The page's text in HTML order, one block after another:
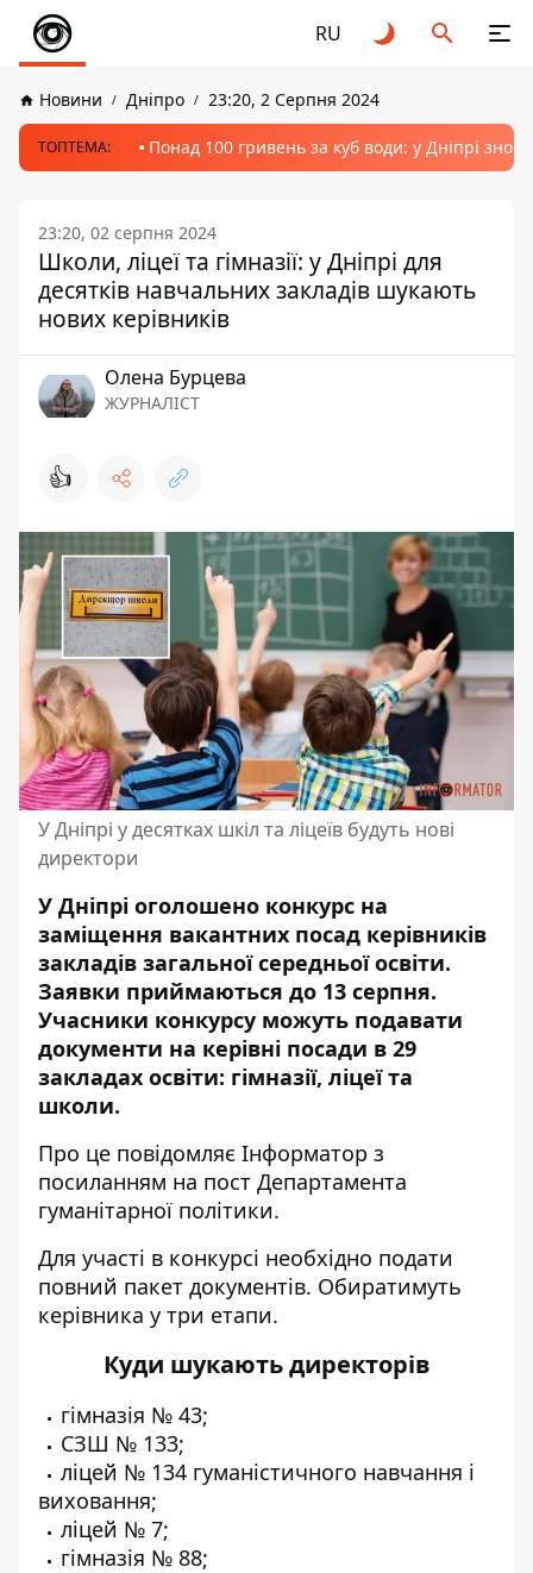
RU
Новини Дніпро 23:20, 2 Серпня 2024
ТОПТЕМА: Понад 100 гривень за куб води: у Дніпрі
23:20, 02 серпня 2024
Школи, ліцеї та гімназії: у Дніпрі для
десятків навчальних закладів шукають
нових керівників
Олена Бурцева
ЖУРНАЛІСТ
👍
У Дніпрі у десятках шкіл та ліцеїв будуть нові
директори
У Дніпрі оголошено конкурс на
заміщення вакантних посад керівників
закладів загальної середньої освіти.
Заявки приймаються до 13 серпня.
Учасники конкурсу можуть подавати
документи на керівні посади в 29
закладах освіти: гімназії, ліцеї та
школи.
Про це повідомляє Інформатор з
посиланням на пост Департамента
гуманітарної політики.
Для участі в конкурсі необхідно подати
повний пакет документів. Обиратимуть
керівника у три етапи.
Куди шукають директорів
гімназія № 43;
СЗШ № 133;
ліцей № 134 гуманістичного навчання і
виховання;
ліцей № 7;
гімназія № 88;